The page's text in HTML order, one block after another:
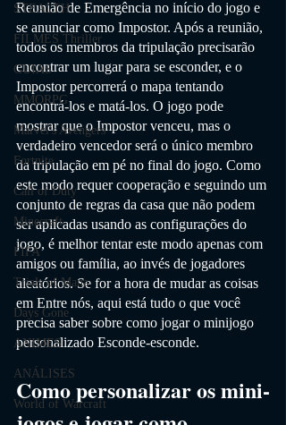
STEALTH
FILMES Thriller
GUIAS
MMORPG
Marvel's Avengers
Fortnite
Call of Duty
Minecraft
FIFA
Trials of Mana
Days Gone
ANIMES
ANÁLISES
World of Warcraft
Reunião de Emergência no início do jogo e
se anunciar como Impostor. Após a reunião,
todos os membros da tripulação precisarão
encontrar um lugar para se esconder, e o
Impostor percorrerá o mapa tentando
encontrá-los e matá-los. O jogo pode
mostrar que o Impostor venceu, mas o
verdadeiro vencedor será o único membro
da tripulação em pé no final do jogo. Como
este modo requer cooperação e seguindo um
conjunto de regras da casa que não podem
ser aplicadas usando as configurações do
jogo, é melhor tentar este modo apenas com
amigos ou família, ao invés de jogadores
aleatórios. Se for a hora de mudar as coisas
em Entre nós, aqui está tudo o que você
precisa saber sobre como jogar o minijogo
personalizado Esconde-esconde.
Como personalizar os mini-